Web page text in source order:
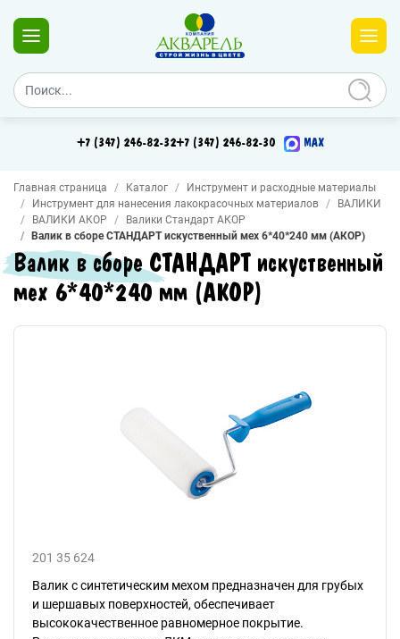
+7 (347) 246-82-32+7 (347) 246-82-30 MAX
Главная страница Каталог
Инструмент и расходные материалы
Инструмент для нанесения лакокрасочных материалов
ВАЛИКИ
ВАЛИКИ АКОР
Валики Стандарт АКОР
Валик в сборе СТАНДАРТ искуственный мех 6*40*240 мм (АКОР)
Валик в сборе СТАНДАРТ искуственный
мех 6*40*240 мм (АКОР)
201 35 624
Валик с синтетическим мехом предназначен для грубых
и шершавых поверхностей, обеспечивает
высококачественное равномерное покрытие.